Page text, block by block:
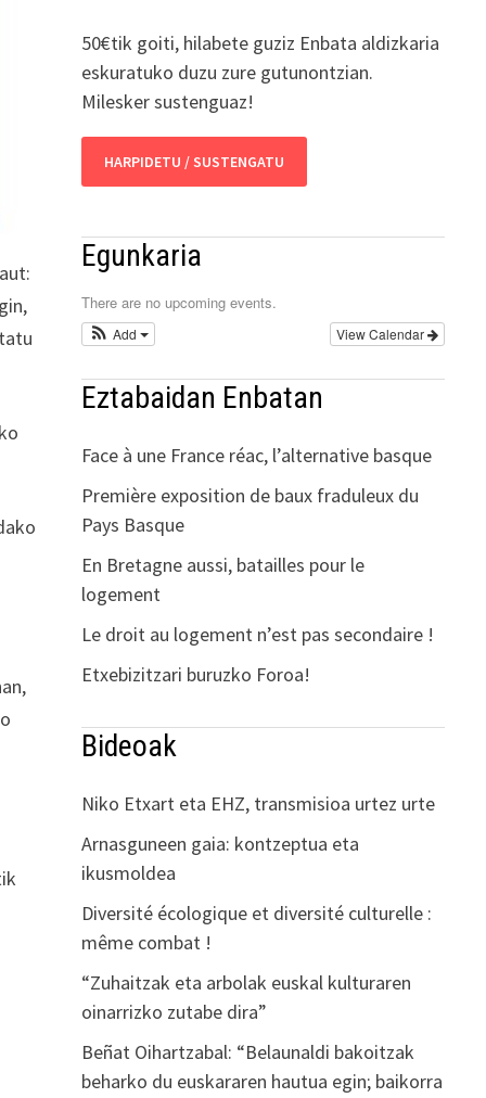
50€tik goiti, hilabete guziz Enbata aldizkaria
eskuratuko duzu zure gutunontzian.
Milesker sustenguaz!
HARPIDETU / SUSTENGATU
Egunkaria
There are no upcoming events.
View Calendar
Add
Eztabaidan Enbatan
Face à une France réac, l’alternative basque
Première exposition de baux fraduleux du
Pays Basque
En Bretagne aussi, batailles pour le
logement
Le droit au logement n’est pas secondaire !
Etxebizitzari buruzko Foroa!
Bideoak
Niko Etxart eta EHZ, transmisioa urtez urte
Arnasguneen gaia: kontzeptua eta
ikusmoldea
Diversité écologique et diversité culturelle :
même combat !
“Zuhaitzak eta arbolak euskal kulturaren
oinarrizko zutabe dira”
Beñat Oihartzabal: “Belaunaldi bakoitzak
beharko du euskararen hautua egin; baikorra